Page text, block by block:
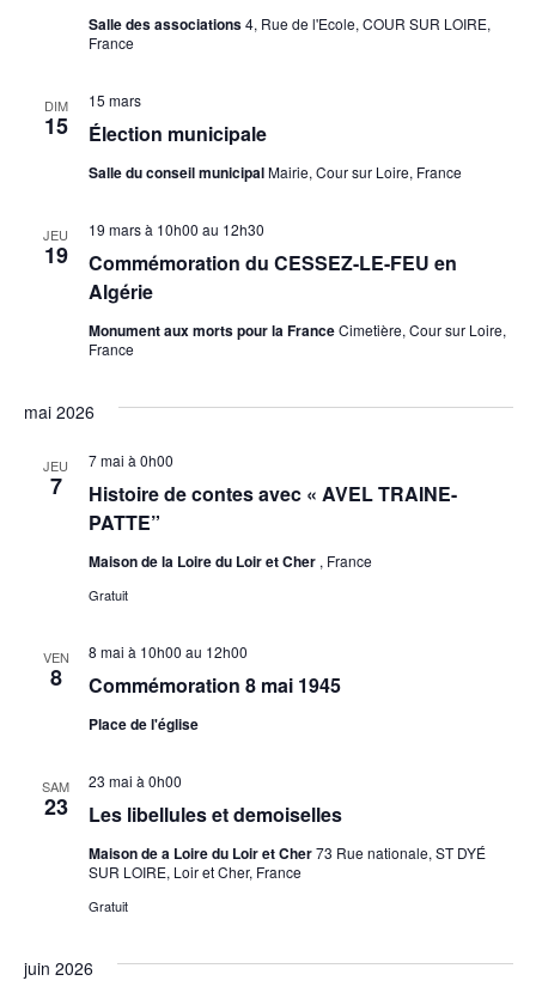
Salle des associations4, Rue de l'Ecole, COUR SUR LOIRE,
France
DIM
15 Élection municipale
15 mars
Salle du conseil municipalMairie, Cour sur Loire, France
JEU
19
Commémoration du CESSEZ-LE-FEU en
Algérie
19 mars à 10h00 au 12h30
Monument aux morts pour la FranceCimetière, Cour sur Loire,
France
mai 2026
JEU
7
Histoire de contes avec « AVEL TRAINE-
PATTE”
7 mai à 0h00
Maison de la Loire du Loir et Cher , France
Gratuit
VEN
8 Commémoration 8 mai 1945
8 mai à 10h00 au 12h00
Place de l'église
SAM
23 Les libellules et demoiselles
23 mai à 0h00
Maison de a Loire du Loir et Cher73 Rue nationale, ST DYÉ
SUR LOIRE, Loir et Cher, France
Gratuit
juin 2026